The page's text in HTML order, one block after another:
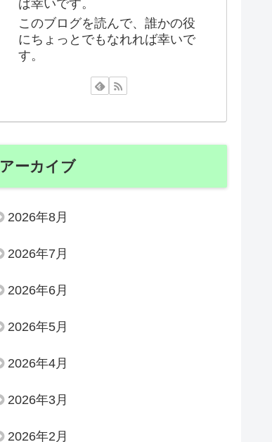
ば幸いです。
このブログを読んで、誰かの役
にちょっとでもなれれば幸いで
す。
アーカイブ
2026年8月
2026年7月
2026年6月
2026年5月
2026年4月
2026年3月
2026年2月